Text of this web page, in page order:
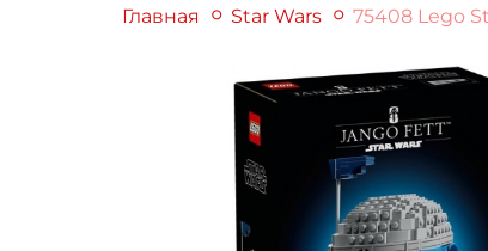
Главная Star Wars 75408 Lego